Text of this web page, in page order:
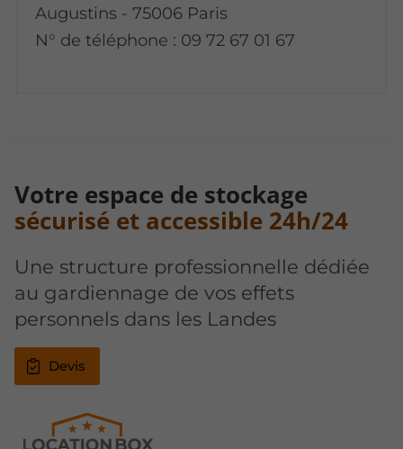
Augustins - 75006 Paris
N° de téléphone : 09 72 67 01 67
Votre espace de stockage
sécurisé et accessible 24h/24
Une structure professionnelle dédiée
au gardiennage de vos effets
personnels dans les Landes
Devis